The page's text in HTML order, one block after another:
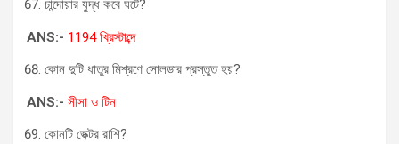
চান্দোয়ার যুদ্ধ কবে ঘটে?
ANS:- 1194 খ্রিস্টাব্দে
কোন দুটি ধাতুর মিশ্রণে সোলডার প্রস্তুত হয়?
ANS:- সীসা ও টিন
কোনটি ভেক্টর রাশি?